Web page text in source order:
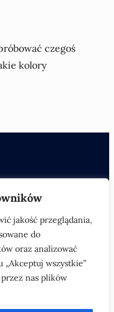
jakość przeglądania,
do
oraz analizować
wszystkie”
nas plików
czegoś
kolory
Wszelkie prawa